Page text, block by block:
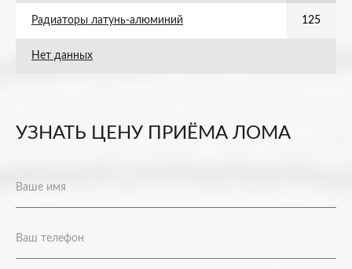
Радиаторы латунь-алюминий 125
Нет данных
УЗНАТЬ ЦЕНУ ПРИЁМА ЛОМА